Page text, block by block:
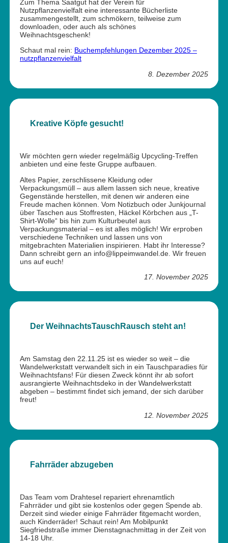
Zum Thema Saatgut hat der Verein für
Nutzpflanzenvielfalt eine interessante Bücherliste
zusammengestellt, zum schmökern, teilweise zum
downloaden, oder auch als schönes
Weihnachtsgeschenk!
Schaut mal rein: Buchempfehlungen Dezember 2025 –
nutzpflanzenvielfalt
8. Dezember 2025
Kreative Köpfe gesucht!
Wir möchten gern wieder regelmäßig Upcycling-Treffen
anbieten und eine feste Gruppe aufbauen.
Altes Papier, zerschlissene Kleidung oder
Verpackungsmüll – aus allem lassen sich neue, kreative
Gegenstände herstellen, mit denen wir anderen eine
Freude machen können. Vom Notizbuch oder Junkjournal
über Taschen aus Stoffresten, Häckel Körbchen aus „T-
Shirt-Wolle“ bis hin zum Kulturbeutel aus
Verpackungsmaterial – es ist alles möglich! Wir erproben
verschiedene Techniken und lassen uns von
mitgebrachten Materialien inspirieren. Habt ihr Interesse?
Dann schreibt gern an info@lippeimwandel.de. Wir freuen
uns auf euch!
17. November 2025
Der WeihnachtsTauschRausch steht an!
Am Samstag den 22.11.25 ist es wieder so weit – die
Wandelwerkstatt verwandelt sich in ein Tauschparadies für
Weihnachtsfans! Für diesen Zweck könnt ihr ab sofort
ausrangierte Weihnachtsdeko in der Wandelwerkstatt
abgeben – bestimmt findet sich jemand, der sich darüber
freut!
12. November 2025
Fahrräder abzugeben
Das Team vom Drahtesel repariert ehrenamtlich
Fahrräder und gibt sie kostenlos oder gegen Spende ab.
Derzeit sind wieder einige Fahrräder fitgemacht worden,
auch Kinderräder! Schaut rein! Am Mobilpunkt
Siegfriedstraße immer Dienstagnachmittag in der Zeit von
14-18 Uhr.